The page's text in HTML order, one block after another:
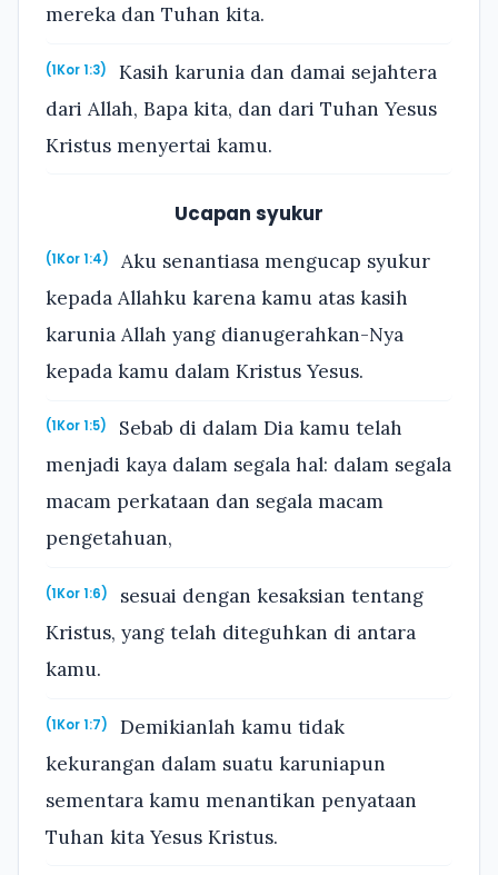
mereka dan Tuhan kita.
(1Kor 1:3)
Kasih karunia dan damai sejahtera
dari Allah, Bapa kita, dan dari Tuhan Yesus
Kristus menyertai kamu.
Ucapan syukur
(1Kor 1:4)
Aku senantiasa mengucap syukur
kepada Allahku karena kamu atas kasih
karunia Allah yang dianugerahkan-Nya
kepada kamu dalam Kristus Yesus.
(1Kor 1:5)
Sebab di dalam Dia kamu telah
menjadi kaya dalam segala hal: dalam segala
macam perkataan dan segala macam
pengetahuan,
(1Kor 1:6)
sesuai dengan kesaksian tentang
Kristus, yang telah diteguhkan di antara
kamu.
(1Kor 1:7)
Demikianlah kamu tidak
kekurangan dalam suatu karuniapun
sementara kamu menantikan penyataan
Tuhan kita Yesus Kristus.